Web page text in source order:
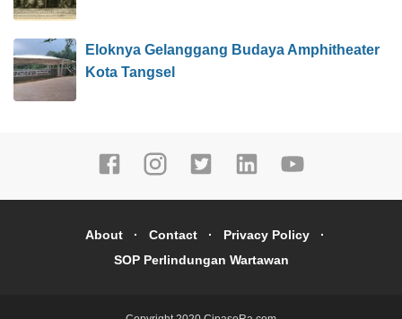
Eloknya Gelanggang Budaya Amphitheater
Kota Tangsel
About Contact
Privacy Policy
SOP Perlindungan Wartawan